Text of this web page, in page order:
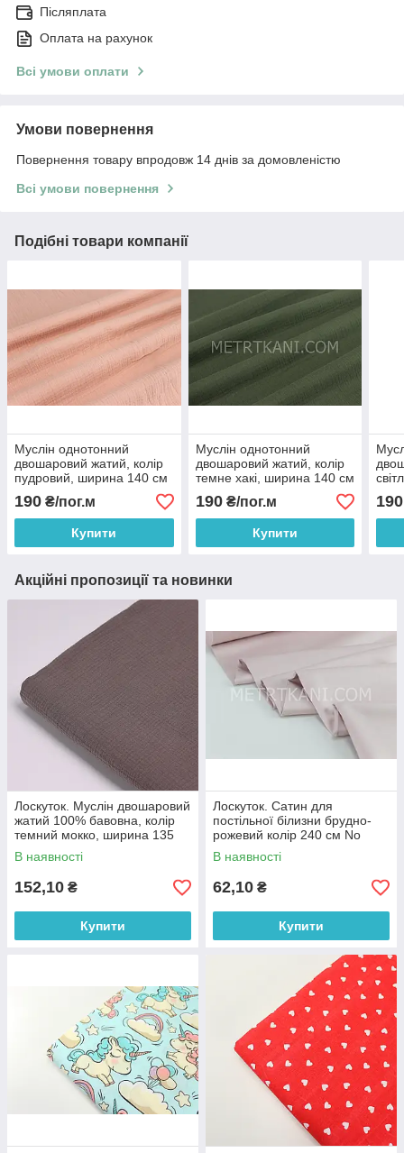
Післяплата
Оплата на рахунок
Всі умови оплати
Умови повернення
Повернення товару впродовж 14 днів за домовленістю
Всі умови повернення
Подібні товари компанії
Муслін однотонний
двошаровий жатий, колір
пудровий, ширина 140 см
No МЖ-3-28
190 ₴/пог.м
Купити
Муслін однотонний
двошаровий жатий, колір
темне хакі, ширина 140 см
МЖ-3-29
190₴/пог.м
Купити
190
Акційні пропозиції та новинки
Лоскуток. Муслін двошаровий
жатий 100% бавовна, колір
темний мокко, ширина 135
см № МЖ2-40, 90*135 см
В наявності
152,10 ₴
Купити
Лоскуток. Сатин для
постільної білизни брудно-
рожевий колір 240 см No
ПС-0019, 27*240 см
В наявності
62,10 ₴
Купити